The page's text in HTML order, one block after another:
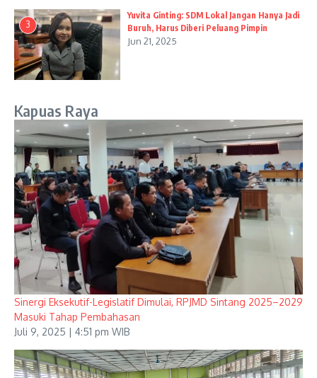
3
Yuvita Ginting: SDM Lokal Jangan Hanya Jadi
Buruh, Harus Diberi Peluang Pimpin
Jun 21, 2025
Kapuas Raya
Sinergi Eksekutif-Legislatif Dimulai, RPJMD Sintang 2025–2029
Masuki Tahap Pembahasan
Juli 9, 2025 | 4:51 pm WIB